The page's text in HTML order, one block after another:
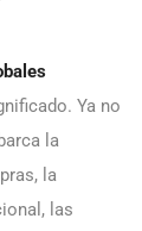
Ya no
la
la
las